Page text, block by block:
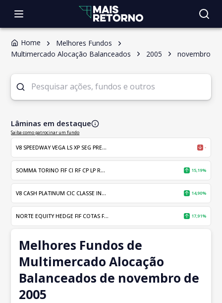
Home
Melhores Fundos
Multimercado Alocação Balanceados
2005 novembro
Lâminas em destaque
Saiba como patrocinar um fundo
V8 SPEEDWAY VEGA LS XP SEG PRE... -
SOMMA TORINO FIF CI RF CP LP R... 15,19%
V8 CASH PLATINUM CIC CLASSE IN... 14,90%
NORTE EQUITY HEDGE FIF COTAS F... 17,91%
Melhores Fundos de
Multimercado Alocação
Balanceados de novembro de
2005